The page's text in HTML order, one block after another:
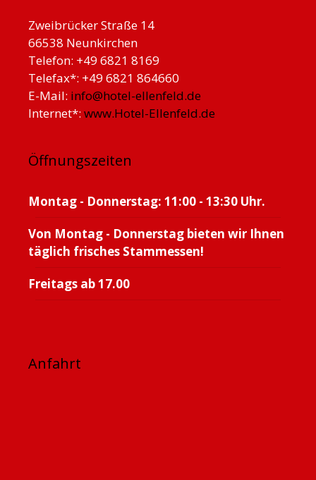
Zweibrücker Straße 14
66538 Neunkirchen
Telefon: +49 6821 8169
Telefax*: +49 6821 864660
E-Mail: info@hotel-ellenfeld.de
Internet*: www.Hotel-Ellenfeld.de
Öffnungszeiten
Montag - Donnerstag: 11:00 - 13:30 Uhr.
Von Montag - Donnerstag bieten wir Ihnen
täglich frisches Stammessen!
Freitags ab 17.00
Anfahrt